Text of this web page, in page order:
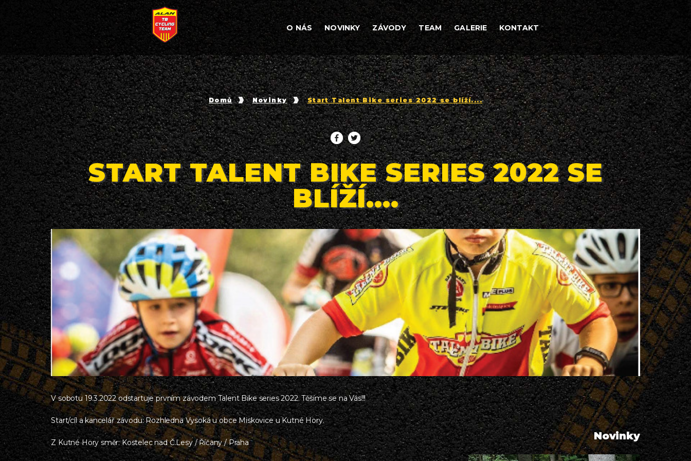
O NÁS NOVINKY ZÁVODY TEAM GALERIE KONTAKT
Domů Novinky Start Talent Bike series 2022 se blíží....
START TALENT BIKE SERIES 2022 SE
BLÍŽÍ....
V sobotu 19.3.2022 odstartuje prvním závodem Talent Bike series 2022. Těšíme se na Vás!!!
Start/cíl a kancelář závodu: Rozhledna Vysoká u obce Miskovice u Kutné Hory.
Z Kutné Hory směr: Kostelec nad Č.Lesy / Říčany / Praha
Novinky